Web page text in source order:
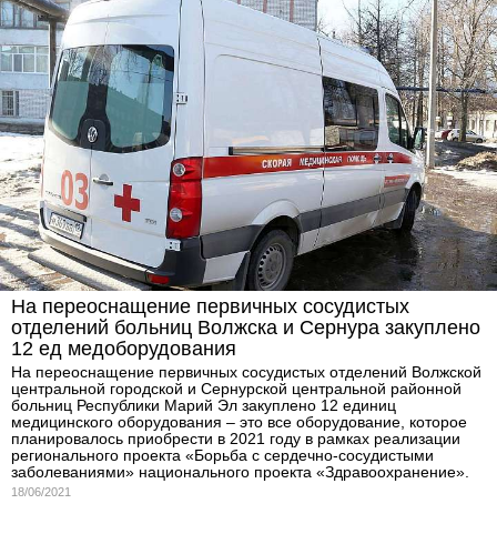
На переоснащение первичных сосудистых
отделений больниц Волжска и Сернура закуплено
12 ед медоборудования
На переоснащение первичных сосудистых отделений Волжской
центральной городской и Сернурской центральной районной
больниц Республики Марий Эл закуплено 12 единиц
медицинского оборудования – это все оборудование, которое
планировалось приобрести в 2021 году в рамках реализации
регионального проекта «Борьба с сердечно-сосудистыми
заболеваниями» национального проекта «Здравоохранение».
18/06/2021